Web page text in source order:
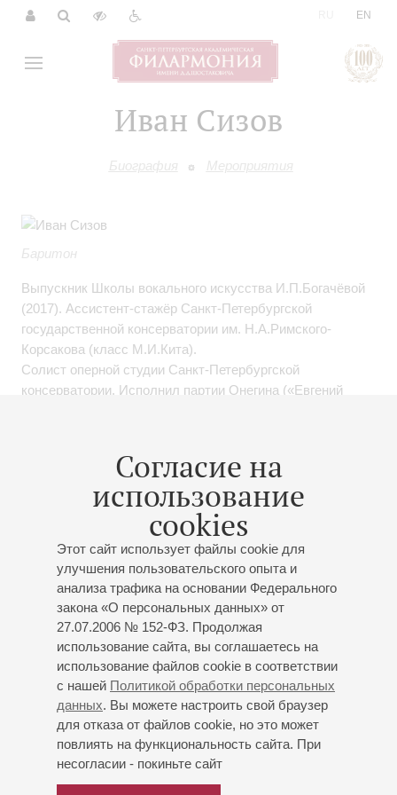
EN
Иван Сизов
Биография Мероприятия
Согласие на
использование
cookies
Этот сайт использует файлы cookie для
улучшения пользовательского опыта и
анализа трафика на основании Федерального
закона «О персональных данных» от
27.07.2006 № 152-ФЗ. Продолжая
использование сайта, вы соглашаетесь на
использование файлов cookie в соответствии
с нашей Политикой обработки персональных
данных. Вы можете настроить свой браузер
для отказа от файлов cookie, но это может
повлиять на функциональность сайта. При
несогласии - покиньте сайт
Баритон
Выпускник Школы вокального искусства И.П.Богачёвой
(2017). Ассистент-стажёр Санкт-Петербургской
государственной консерватории им. Н.А.Римского-
Корсакова (класс М.И.Кита).
Солист оперной студии Санкт-Петербургской
консерватории. Исполнил партии Онегина («Евгений
(«Дидона и Эней» Г.Пёрселла).
Лауреат международных конкурсов, среди которых
Международный конкурс оперных певцов им.
Н.П.Охотникова (Санкт-Петербург, 2019; III премия) и
Международный конкурс камерного пения им. Георгия
Свиридова (Курск, 2022; II премия).
В 2023 году участвовал в гала-концерте по случаю
открытия музея-усадьбы «Монрепо», выступил с
сольной программой на XXIII Международном
театральном фестивале «Мелиховская весна» в музее-
усадьбе А.П.Чехова «Мелихово». Постоянный участник
Международного фестиваля «Три века классического
романса», музыкально-поэтического фестиваля «В
сторону Выборга» и многих других.
Выступает на концертных площадках Санкт-Петербурга